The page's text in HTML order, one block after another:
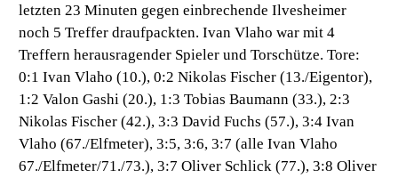
letzten 23 Minuten gegen einbrechende Ilvesheimer
noch 5 Treffer draufpackten. Ivan Vlaho war mit 4
Treffern herausragender Spieler und Torschütze. Tore:
0:1 Ivan Vlaho (10.), 0:2 Nikolas Fischer (13./Eigentor),
1:2 Valon Gashi (20.), 1:3 Tobias Baumann (33.), 2:3
Nikolas Fischer (42.), 3:3 David Fuchs (57.), 3:4 Ivan
Vlaho (67./Elfmeter), 3:5, 3:6, 3:7 (alle Ivan Vlaho
67./Elfmeter/71./73.), 3:7 Oliver Schlick (77.), 3:8 Oliver